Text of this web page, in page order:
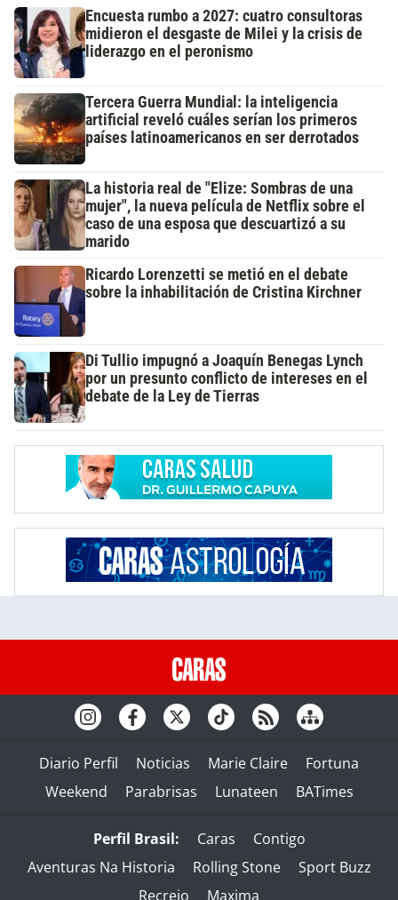
Encuesta rumbo a 2027: cuatro consultoras
midieron el desgaste de Milei y la crisis de
liderazgo en el peronismo
Tercera Guerra Mundial: la inteligencia
artificial reveló cuáles serían los primeros
países latinoamericanos en ser derrotados
La historia real de "Elize: Sombras de una
mujer", la nueva película de Netflix sobre el
caso de una esposa que descuartizó a su
marido
Ricardo Lorenzetti se metió en el debate
sobre la inhabilitación de Cristina Kirchner
Di Tullio impugnó a Joaquín Benegas Lynch
por un presunto conflicto de intereses en el
debate de la Ley de Tierras
Diario Perfil Noticias Marie Claire
Fortuna
Weekend
Parabrisas Lunateen BATimes
Perfil Brasil: Caras
Contigo
Aventuras Na Historia
Rolling Stone
Sport Buzz
Recreio
Maxima